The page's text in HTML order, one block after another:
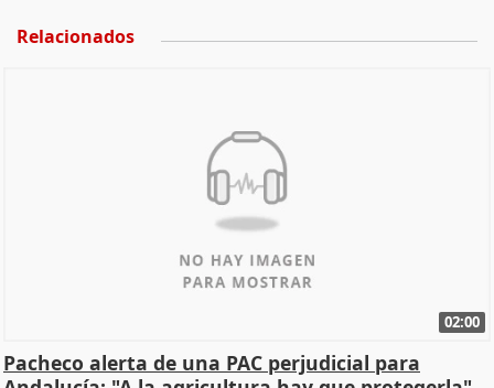
Relacionados
02:00
Pacheco alerta de una PAC perjudicial para